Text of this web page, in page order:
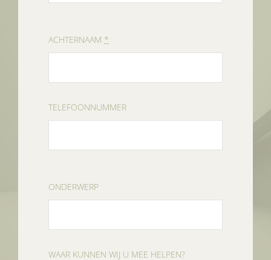
ACHTERNAAM *
TELEFOONNUMMER
ONDERWERP
WAAR KUNNEN WIJ U MEE HELPEN?